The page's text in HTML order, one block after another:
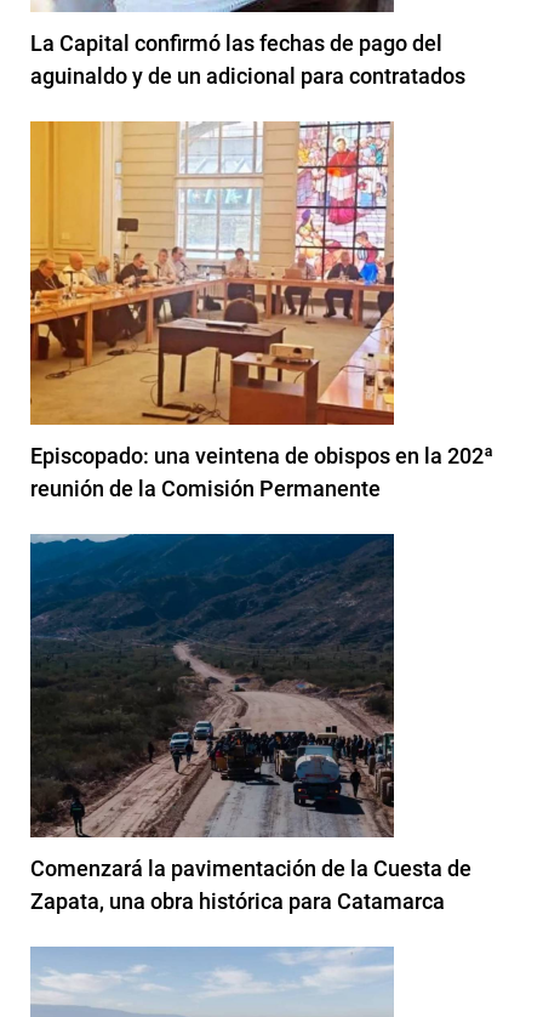
La Capital confirmó las fechas de pago del
aguinaldo y de un adicional para contratados
Episcopado: una veintena de obispos en la 202ª
reunión de la Comisión Permanente
Comenzará la pavimentación de la Cuesta de
Zapata, una obra histórica para Catamarca